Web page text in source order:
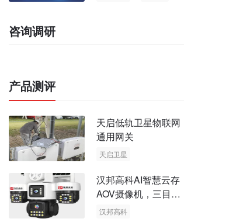
咨询调研
产品测评
天启低轨卫星物联网
通用网关
天启卫星
汉邦高科AI智慧云存
AOV摄像机，三目太
阳能多摄球机
汉邦高科